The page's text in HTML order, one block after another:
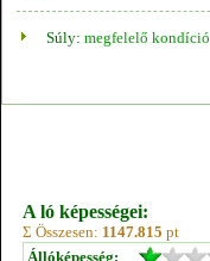
Súly: megfelelő kondíció
A ló képességei:
Σ Összesen: 1147.815 pt
Állóképesség: